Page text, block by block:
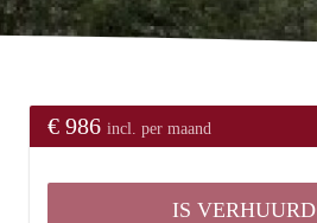
€ 986 incl. per maand
IS VERHUURD